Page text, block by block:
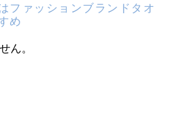
ファッションブランドタオ
め